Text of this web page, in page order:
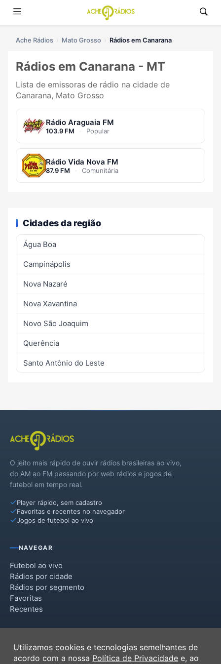
Ache Rádios Mato Grosso Rádios em Canarana
Rádios em Canarana - MT
Lista de emissoras de rádio na cidade de
Canarana, Mato Grosso
Rádio Araguaia FM
103.9 FM · Popular
Rádio Vida Nova FM
87.9 FM · Comunitária
Cidades da região
Água Boa
Campinápolis
Nova Nazaré
Nova Xavantina
Novo São Joaquim
Querência
Santo Antônio do Leste
O jeito mais rápido de ouvir rádios brasileiras ao vivo,
do AM ao FM passando por web rádios e jogos de
futebol em tempo real.
Player rápido, sem cadastro
Favoritas e recentes no navegador
Jogos de futebol ao vivo
NAVEGAR
Futebol ao vivo
Rádios por cidade
Rádios por segmento
Favoritas
Recentes
Termos de Uso
Utilizamos cookies e tecnologias semelhantes de
acordo com a nossa Política de Privacidade e, ao